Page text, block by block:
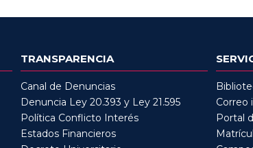
TRANSPARENCIA
Canal de Denuncias
Denuncia Ley 20.393 y Ley 21.595
Política Conflicto Interés
Estados Financieros
Correo
Portal